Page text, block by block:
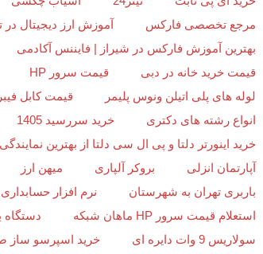
مرجع تخصصی فارکس
آموزش ارز دیجیتال در
بهترین آموزش فارکس در شیراز | فایننس آکادمی
قیمت خرید خانه در دبی
قیمت سرور HP
لوله های پلی اتیلن ونوس پلیمر
قیمت کابل
انواع رشته های دکتری
خرید سررسید 1405
خرید اینورتر دلتا و پی ال سی دلتا از بهترین نمایندگی
آپارتمان انزلی
بروکر آلپاری
میهن ارز
باربری تهران به شهرستان
نرم افزار حسابداری
استعلام قیمت سرور HP ماهان شبکه
دستگاه
سولاریس 9 وات دایره ای
خرید اسپرسو ساز